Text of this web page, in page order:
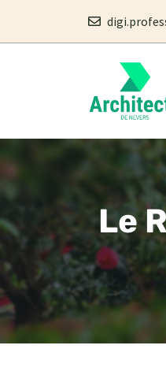
contenu
Le